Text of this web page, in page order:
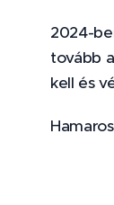
2024-
tovább
kell és